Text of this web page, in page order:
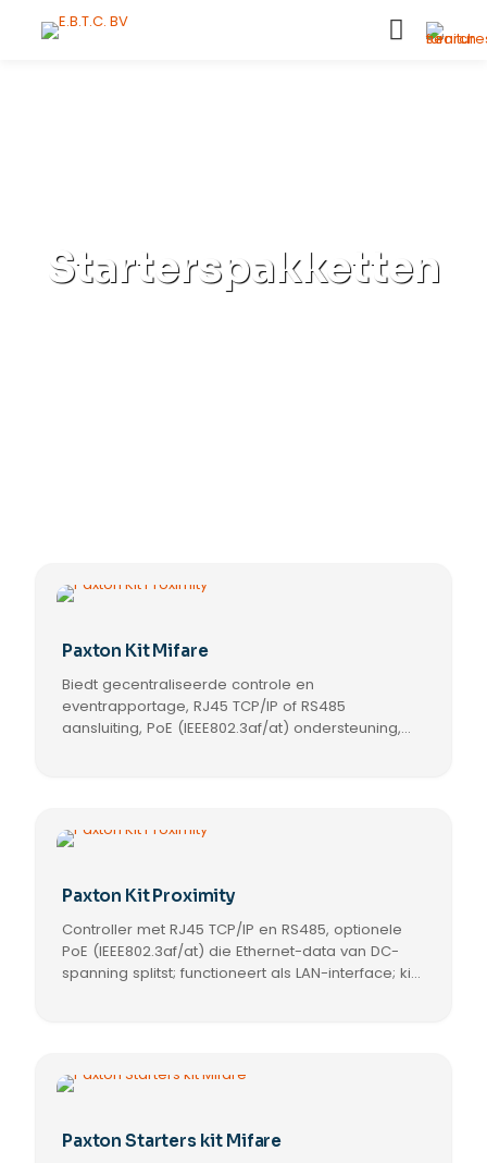
Starterspakketten
Paxton Kit Mifare
Biedt gecentraliseerde controle en
eventrapportage, RJ45 TCP/IP of RS485
aansluiting, PoE (IEEE802.3af/at) ondersteuning,
Paxton Kit Proximity
Controller met RJ45 TCP/IP en RS485, optionele
PoE (IEEE802.3af/at) die Ethernet-data van DC-
spanning splitst; functioneert als LAN-interface; kit
Paxton Starters kit Mifare